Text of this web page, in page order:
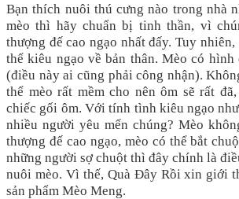
Bạn thích nuôi thú cưng nào trong nhà
mèo thì hãy chuẩn bị tinh thần, vì
thượng đế cao ngạo nhất đấy. Tuy
thể kiêu ngạo về bản thân. Mèo có hình
(điều này ai cũng phải công nhận).
thể mèo rất mềm cho nên ôm sẽ rất
chiếc gối ôm. Với tính tình kiêu ngạo
nhiều người yêu mến chúng? Mèo
thượng đế cao ngạo, mèo có thể bắt
những người sợ chuột thì đây chính là
nuôi mèo. Vì thế, Quà Đây Rồi xin giới
sản phẩm Mèo Meng.